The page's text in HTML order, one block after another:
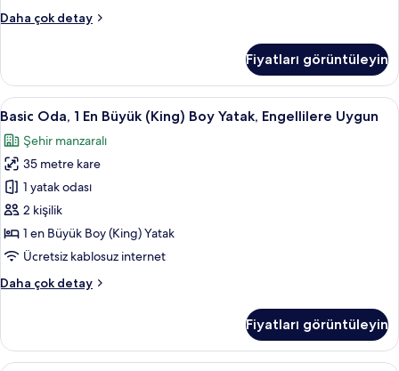
Access)
fotoğrafları
görün
Daha çok detay
Premium
Büyük
(King)
Boy
(Diplomat,
Lounge
Access)
hakkında
daha
fazla
detay
Fiyatları görüntüleyin
Basic
Oda,
1
En
Büyük
(King)
Boy
Yatak,
Uygun
fotoğrafları
Kaliteli yatak takımı, Tempur-Pedic
6
Basic Oda, 1 En Büyük (King) Boy Yatak, Engellilere Uygun
Şehir manzaralı
35 metre kare
1 yatak odası
2 kişilik
1 en Büyük Boy (King) Yatak
Ücretsiz kablosuz internet
Daha çok detay
Basic
Büyük
(King)
Fiyatları görüntüleyin